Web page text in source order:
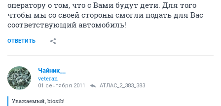
оператору о том, что с Вами будут дети. Для того
чтобы мы со своей стороны смогли подать для Вас
соответствующий автомобиль!
ОТВЕТИТЬ
Чайник__
veteran
01 сентября 2011 АТЛАС_2_383_383
Уважаемый, biosib!